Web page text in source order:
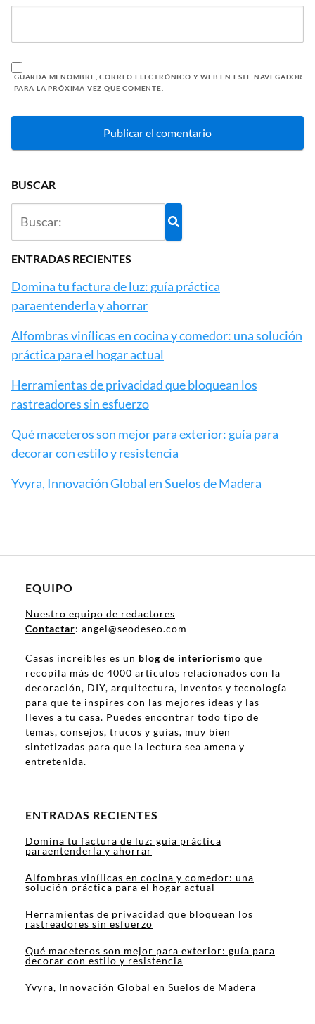
GUARDA MI NOMBRE, CORREO ELECTRÓNICO Y WEB EN ESTE NAVEGADOR
PARA LA PRÓXIMA VEZ QUE COMENTE.
BUSCAR
ENTRADAS RECIENTES
Domina tu factura de luz: guía práctica
paraentenderla y ahorrar
Alfombras vinílicas en cocina y comedor: una solución
práctica para el hogar actual
Herramientas de privacidad que bloquean los
rastreadores sin esfuerzo
Qué maceteros son mejor para exterior: guía para
decorar con estilo y resistencia
Yvyra, Innovación Global en Suelos de Madera
EQUIPO
Nuestro equipo de redactores
Contactar: angel@seodeseo.com
Casas increíbles es un blog de interiorismo que
recopila más de 4000 artículos relacionados con la
decoración, DIY, arquitectura, inventos y tecnología
para que te inspires con las mejores ideas y las
lleves a tu casa. Puedes encontrar todo tipo de
temas, consejos, trucos y guías, muy bien
sintetizadas para que la lectura sea amena y
entretenida.
ENTRADAS RECIENTES
Domina tu factura de luz: guía práctica
paraentenderla y ahorrar
Alfombras vinílicas en cocina y comedor: una
solución práctica para el hogar actual
Herramientas de privacidad que bloquean los
rastreadores sin esfuerzo
Qué maceteros son mejor para exterior: guía para
decorar con estilo y resistencia
Yvyra, Innovación Global en Suelos de Madera